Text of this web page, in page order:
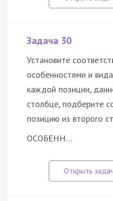
Задача 30
Установите
особенностями и
каждой позиции,
столбце, подберите
позицию из второго
ОСОБЕНН…